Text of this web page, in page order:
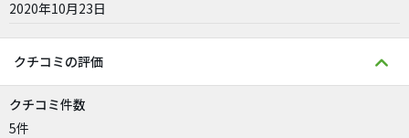
2020年10月23日
クチコミの評価
クチコミ件数
5件